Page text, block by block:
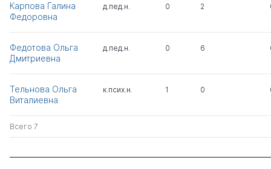
Карпова Галина
Федоровна
д.пед.н. 0 2
Федотова Ольга
Дмитриевна
д.пед.н. 0 6
Тельнова Ольга
Виталиевна
к.псих.н. 1 0
Всего 7